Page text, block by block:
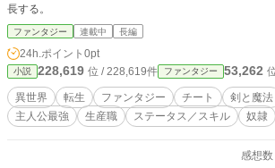
長する。
ファンタジー 連載中 長編
24h.ポイント 0pt
小説 228,619 位 / 228,619件 ファンタジー 53,262
異世界 転生 ファンタジー チート 剣と魔法
主人公最強
生産職 ステータス／スキル 奴隷
感想数